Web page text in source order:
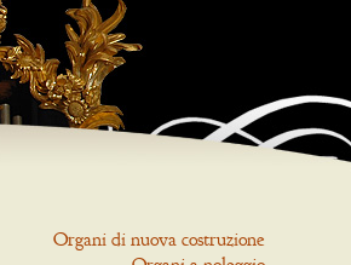
Organi di nuova costruzione